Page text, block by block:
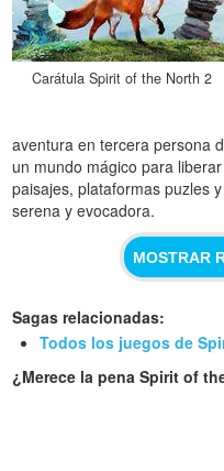
Carátula Spirit of the North 2
aventura en tercera persona
un mundo mágico para
paisajes, plataformas puzles
serena y evocadora.
MOSTRAR
Sagas relacionadas:
Todos los juegos de
¿Merece la pena Spirit of